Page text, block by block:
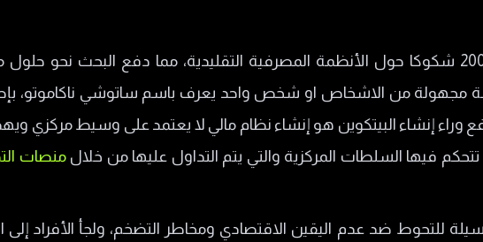
أثارت الأزمة المالية العالمية التي ظهرت عام 2008 شكوكا حول الأنظمة المصرفية التقليدية، مما دفع البحث
مجهولة من الاشخاص او شخص واحد يعرف باسم ساتوشي ناكاموتو،
وكان الدافع وراء إنشاء البيتكوين هو إنشاء نظام مالي لا يعتمد على وسيط مركزي
تتحكم فيها السلطات المركزية والتي يتم التداول عليها من خلال منصات
للتحوط ضد عدم اليقين الاقتصادي ومخاطر التضخم، ولجأ الأفراد إلى